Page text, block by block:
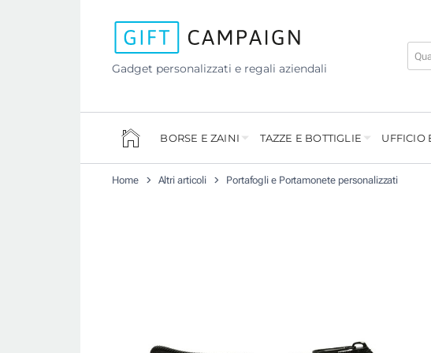
Gadget personalizzati e regali aziendali
BORSE E ZAINI TAZZE E BOTTIGLIE UFFICIO
Home Altri articoli Portafogli e Portamonete personalizzati